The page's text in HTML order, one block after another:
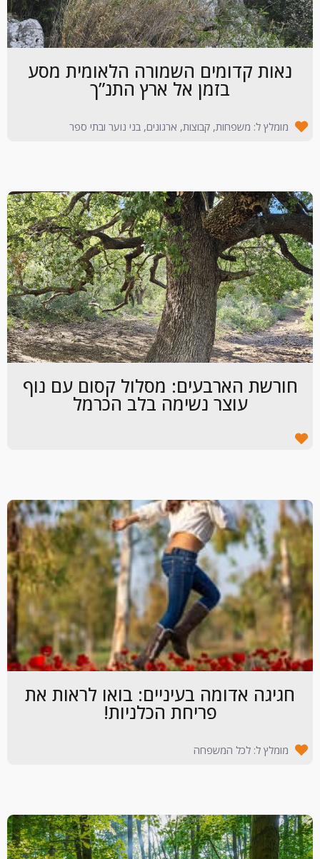
נאות קדומים השמורה הלאומית מסע
בזמן אל ארץ התנ”ך
מומלץ ל: משפחות, קבוצות, ארגונים, בני נוער ובתי ספר
חורשת הארבעים: מסלול קסום עם נוף
עוצר נשימה בלב הכרמל
חגיגה אדומה בעיניים: בואו לראות את
פריחת הכלניות!
מומלץ ל: לכל המשפחה